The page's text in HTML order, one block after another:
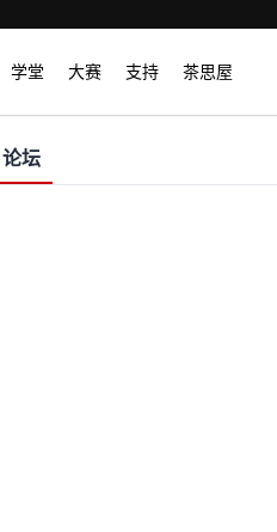
学堂 大赛 支持 茶思屋
论坛